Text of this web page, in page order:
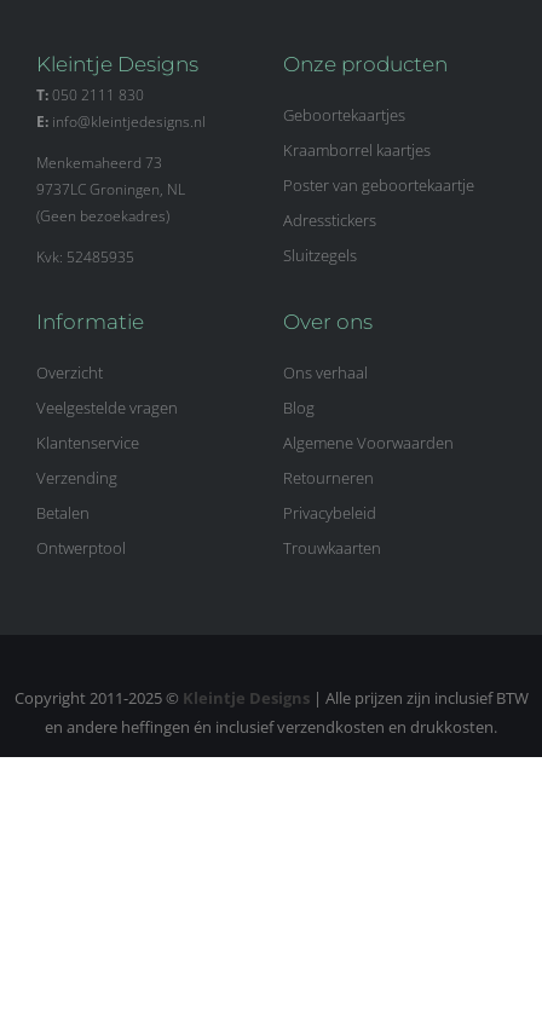
Kleintje Designs
T:050 2111 830
E: info@kleintjedesigns.nl
Menkemaheerd 73
9737LC Groningen, NL
(Geen bezoekadres)
Kvk: 52485935
Onze producten
Geboortekaartjes
Kraamborrel kaartjes
Poster van geboortekaartje
Adresstickers
Sluitzegels
Informatie
Overzicht
Veelgestelde vragen
Klantenservice
Verzending
Betalen
Ontwerptool
Over ons
Ons verhaal
Blog
Algemene Voorwaarden
Retourneren
Privacybeleid
Trouwkaarten
Copyright 2011-2025 © Kleintje Designs| Alle prijzen zijn inclusief BTW
en andere heffingen én inclusief verzendkosten en drukkosten.